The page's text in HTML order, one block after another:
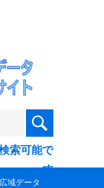
索可能で
す
域データ